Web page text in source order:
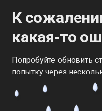
К
какая‑то
Попробуйте обновить
попытку через